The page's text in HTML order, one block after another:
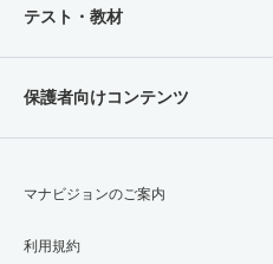
テスト・教材
保護者向けコンテンツ
マナビジョンのご案内
利用規約